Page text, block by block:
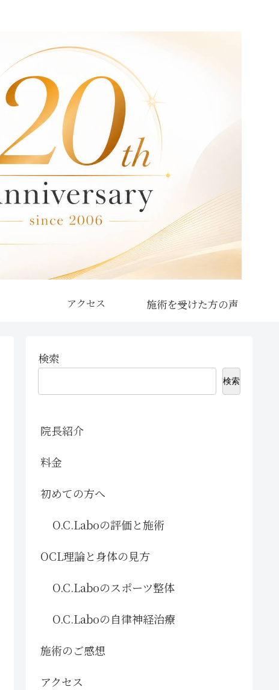
アクセス
検索
検索
院長紹介
料金
初めての方へ
O.C.Laboの評価と施術
OCL理論と身体の見方
O.C.Laboのスポーツ整体
O.C.Laboの自律神経治療
施術のご感想
アクセス